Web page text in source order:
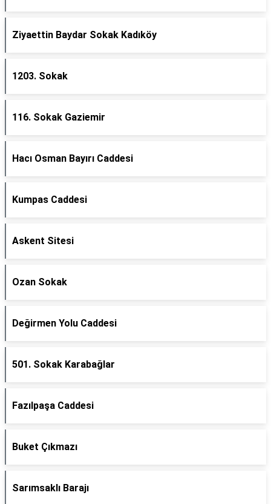
Ziyaettin Baydar Sokak Kadıköy
1203. Sokak
116. Sokak Gaziemir
Hacı Osman Bayırı Caddesi
Kumpas Caddesi
Askent Sitesi
Ozan Sokak
Değirmen Yolu Caddesi
501. Sokak Karabağlar
Fazılpaşa Caddesi
Buket Çıkmazı
Sarımsaklı Barajı